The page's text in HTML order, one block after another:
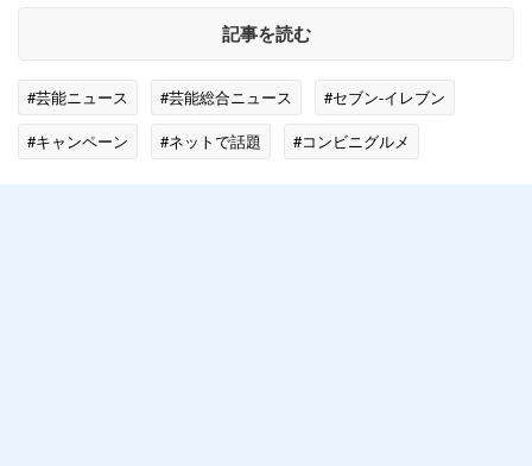
記事を読む
#芸能ニュース #芸能総合ニュース
#セブン-イレブン
#キャンペーン
#ネットで話題 #コンビニグルメ